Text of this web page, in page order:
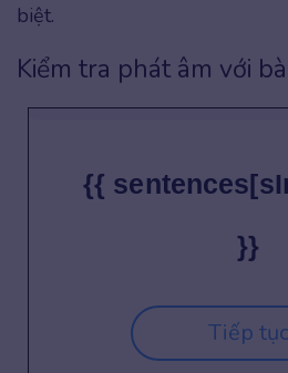
biệt.
Kiểm tra phát âm với
{{
}}
Tiếp tục